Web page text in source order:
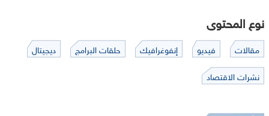
نوع المحتوى
مقالات فيديو إنفوغرافيك حلقات البرامج
ديجيتال
نشرات الاقتصاد